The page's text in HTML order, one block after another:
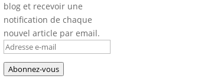
blog et recevoir une
notification de chaque
nouvel article par email.
Adresse
e-
mail
Abonnez-vous